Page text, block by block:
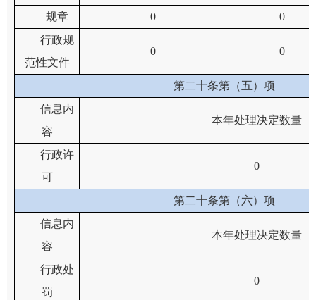
规章 0
0
行政规
范性文件
0 0
第二十条第（五）项
信息内
容
本年处理决定数量
行政许
可
0
第二十条第（六）项
信息内
容
本年处理决定数量
行政处
罚
0